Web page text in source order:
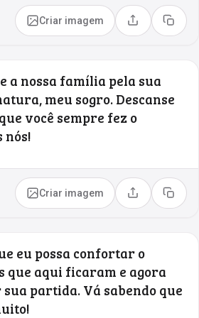
Criar imagem Compartilhar
Copiar
a nossa família pela sua
meu sogro. Descanse
você sempre fez o
nós!
Criar imagem Compartilhar
Copiar
eu possa confortar o
que aqui ficaram e agora
partida. Vá sabendo que